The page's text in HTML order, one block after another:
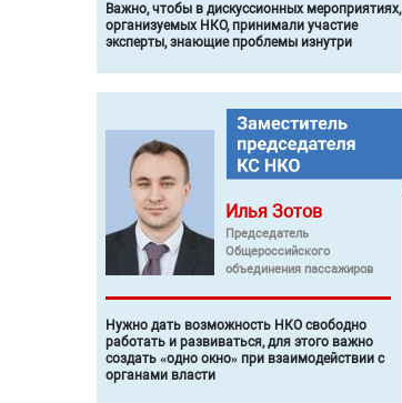
Важно, чтобы в дискуссионных мероприятиях,
организуемых НКО, принимали участие
эксперты, знающие проблемы изнутри
Илья Зотов
Председатель
Общероссийского
объединения пассажиров
Нужно дать возможность НКО свободно
работать и развиваться, для этого важно
создать «одно окно» при взаимодействии с
органами власти